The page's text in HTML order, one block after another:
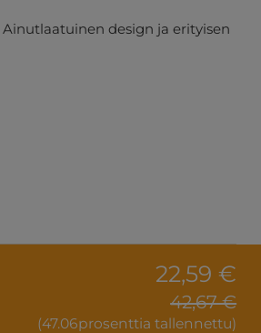
design ja erityisen
22,59 €
42,67 €
(47.06prosenttia tallennettu)